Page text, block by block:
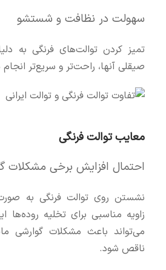
سهولت در نظافت و شستشو
تمیز کردن توالت‌های فرنگی به
صیقلی آنها، راحت‌تر و سریع‌تر
معایب توالت فرنگی
احتمال افزایش برخی مشکلات
نشستن روی توالت فرنگی به
زاویه مناسبی برای تخلیه روده‌ها
می‌تواند باعث مشکلات گوارشی
ناقص شود.